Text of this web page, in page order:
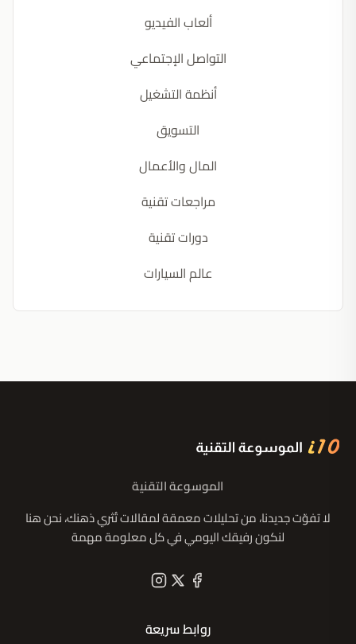
ألعاب الفيديو
التواصل الإجتماعي
أنظمة التشغيل
التسويق
المال والأعمال
مراجعات تقنية
دورات تقنية
عالم السيارات
الموسوعة التقنية
لا تفوّت جديدنا، من تحليلات معمقة لمقالات تُثري ذهنك، نحن هنا
لنكون رفيقك اليومي في كل معلومة مهمة
روابط سريعة